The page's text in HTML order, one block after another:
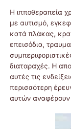
Η ιπποθεραπεία
με αυτισμό,
κατά πλάκας,
επεισόδια,
διαταραχές. Η
αυτές τις
περισσότερη
αυτών αναφέρουν